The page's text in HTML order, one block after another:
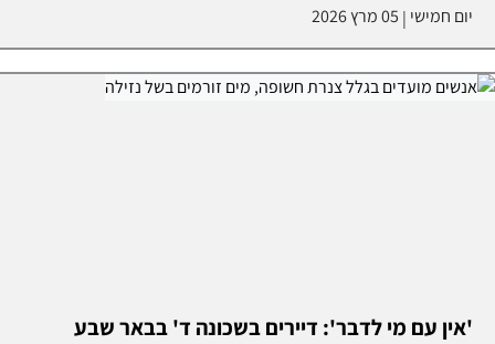
יום חמישי | 05 מרץ 2026
'אין עם מי לדבר': דיירים בשכונה ד' בבאר שבע